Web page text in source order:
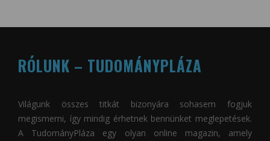
RÓLUNK – TUDOMÁNYPLÁZA
Világunk összes titkát bizonyára sohasem fogjuk
megismerni, így mindig érhetnek bennünket meglepetések.
A TudományPláza egy olyan online magazin, amely